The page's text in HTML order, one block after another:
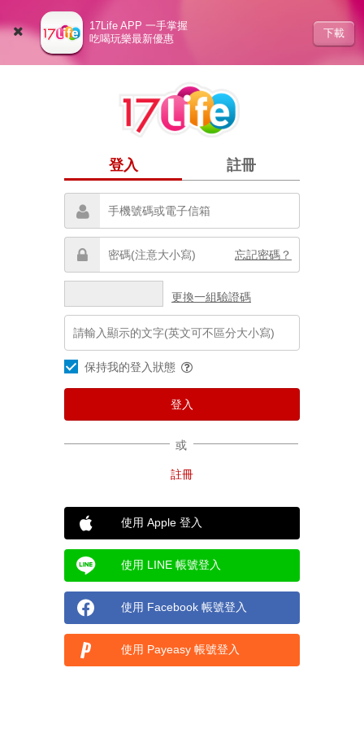
17Life APP 一手掌握
吃喝玩樂最新優惠
下載
登入 註冊
忘記密碼？
更換一組驗證碼
保持我的登入狀態
或
使用 Apple 登入
使用 LINE 帳號登入
使用 Facebook 帳號登入
使用 Payeasy 帳號登入